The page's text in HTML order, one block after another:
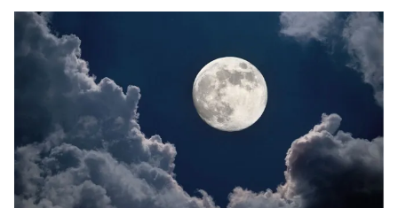
aromatyczny napar, konfiturę, a nawet
wykorzystać podczas relaksującej kąpieli.
Wykazuje szereg pozytywnych właściwości.